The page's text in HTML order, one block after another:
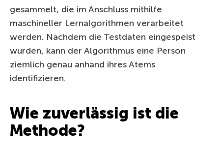
gesammelt, die im Anschluss mithilfe
maschineller Lernalgorithmen verarbeitet
werden. Nachdem die Testdaten eingespeist
wurden, kann der Algorithmus eine Person
ziemlich genau anhand ihres Atems
identifizieren.
Wie zuverlässig ist die
Methode?